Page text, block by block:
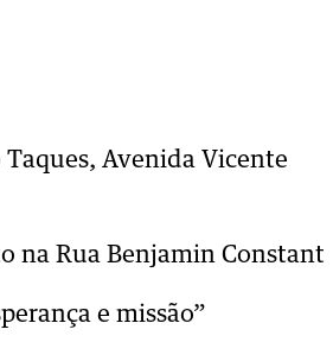
Avenida Vicente
na Rua Benjamin Constant
e missão”